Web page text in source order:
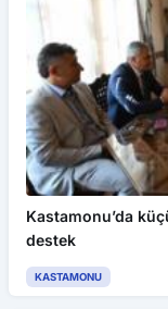
Kastamonu’da
destek
KASTAMONU